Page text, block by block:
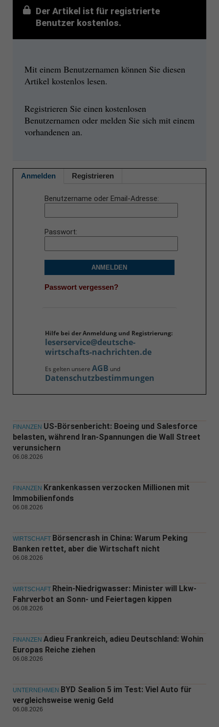
Der Artikel ist für registrierte
Benutzer kostenlos.
Mit einem Benutzernamen können Sie diesen
Artikel kostenlos lesen.
Registrieren Sie einen kostenlosen
Benutzernamen oder melden Sie sich mit einem
vorhandenen an.
Anmelden Registrieren
Benutzername oder Email-Adresse
Passwort
ANMELDEN
Passwort vergessen?
Hilfe bei der Anmeldung und Registrierung:
leserservice@deutsche-
wirtschafts-nachrichten.de
Es gelten unsere AGB und
Datenschutzbestimmungen
FINANZEN US-Börsenbericht: Boeing und Salesforce
belasten, während Iran-Spannungen die Wall Street
verunsichern
06.08.2026
FINANZEN Krankenkassen verzocken Millionen mit
Immobilienfonds
06.08.2026
WIRTSCHAFT Börsencrash in China: Warum Peking
Banken rettet, aber die Wirtschaft nicht
06.08.2026
WIRTSCHAFT Rhein-Niedrigwasser: Minister will Lkw-
Fahrverbot an Sonn- und Feiertagen kippen
06.08.2026
FINANZEN Adieu Frankreich, adieu Deutschland: Wohin
Europas Reiche ziehen
06.08.2026
UNTERNEHMEN BYD Sealion 5 im Test: Viel Auto für
vergleichsweise wenig Geld
06.08.2026